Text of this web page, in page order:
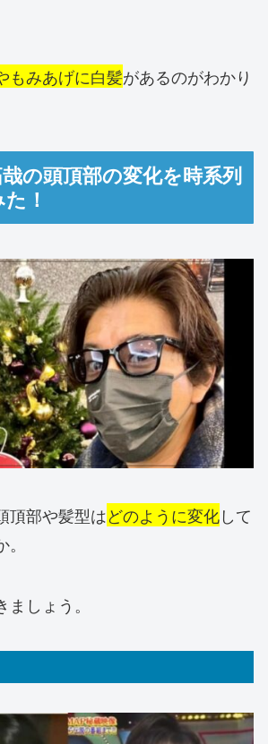
もみあげに白髪があるのがわかり
の頭頂部の変化を時系列
！
頂部や髪型はどのように変化して
しょう。